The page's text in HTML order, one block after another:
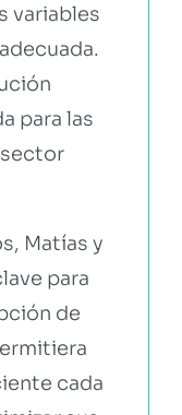
variables
para las
Matías y
para
de
cada